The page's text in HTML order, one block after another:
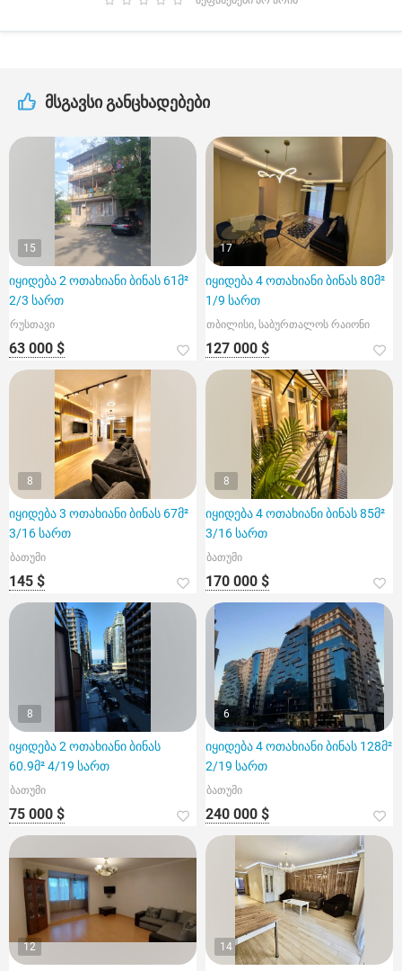
მსგავსი განცხადებები
15
იყიდება 2 ოთახიანი ბინას 61მ²
2/3 სართ
რუსთავი
63 000 $
17
იყიდება 4 ოთახიანი ბინას 80მ²
1/9 სართ
თბილისი, საბურთალოს რაიონი
127 000 $
8
იყიდება 3 ოთახიანი ბინას 67მ²
3/16 სართ
ბათუმი
145 $
8
იყიდება 4 ოთახიანი ბინას 85მ²
3/16 სართ
ბათუმი
170 000 $
8
იყიდება 2 ოთახიანი ბინას
60.9მ² 4/19 სართ
ბათუმი
75 000 $
6
იყიდება 4 ოთახიანი ბინას 128მ²
2/19 სართ
ბათუმი
240 000 $
12 14